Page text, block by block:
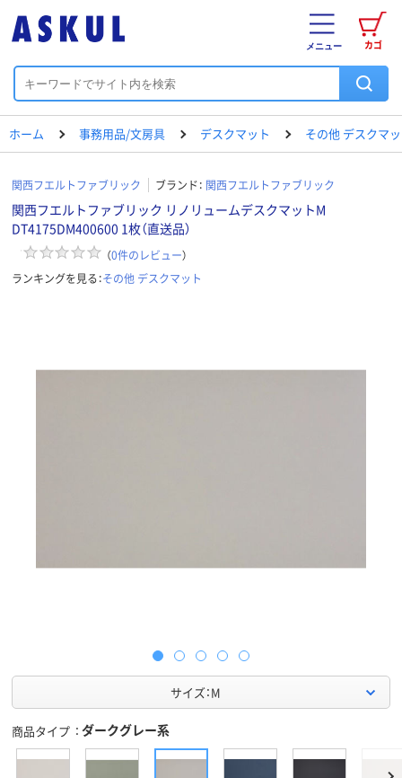
カゴ
メニュー
ホーム 事務用品/文房具 デスクマット その他 デスクマ
関西フエルトファブリック ブランド： 関西フエルトファブリック
関西フエルトファブリック リノリュームデスクマットM
DT4175DM400600 1枚（直送品）
（0件のレビュー）
ランキングを見る：その他 デスクマット
サイズ：M
商品タイプ ダークグレー系